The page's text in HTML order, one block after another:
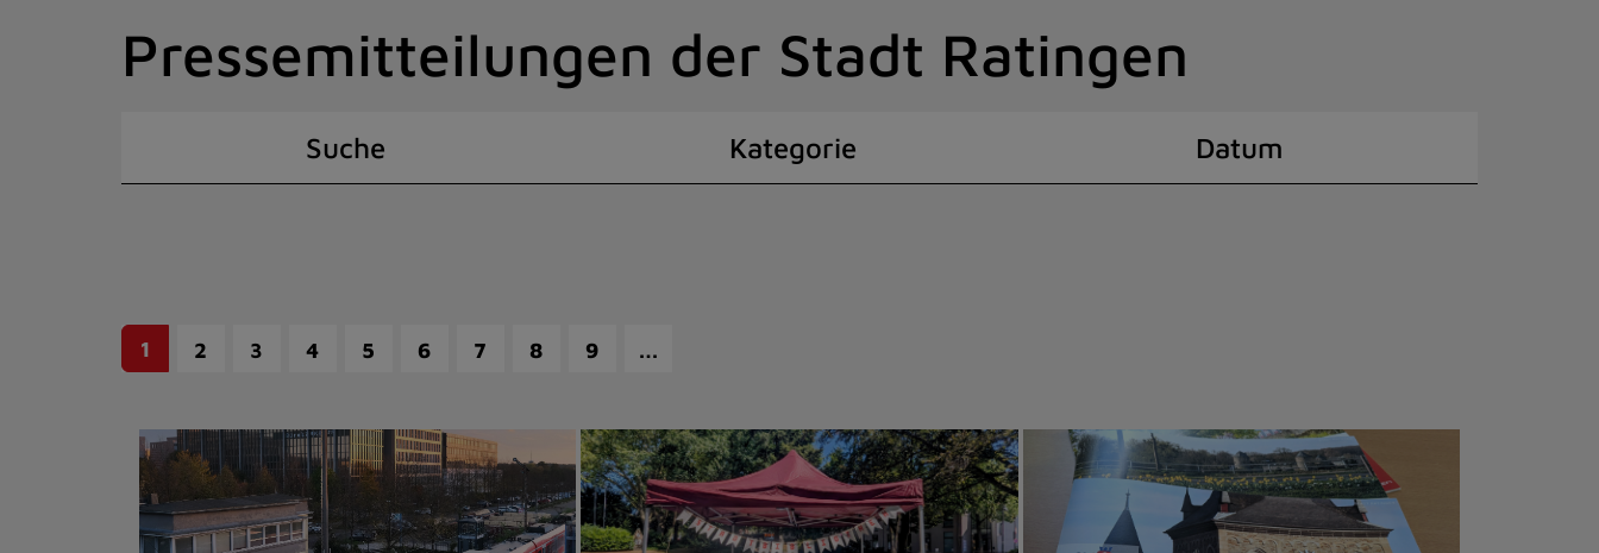
Pressemitteilungen der Stadt Ratingen
Suche Kategorie Datum
1 2 3 4 5 6 7 8 9 …